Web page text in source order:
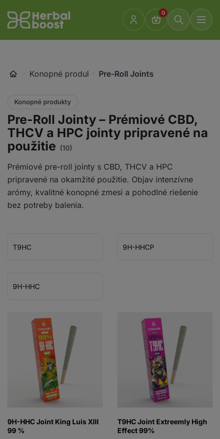
obsahu
Go
to
0
Konopné produkty Pre-Roll Joints
Konopné produkty
Pre-Roll Jointy – Prémiové CBD,
THCV a HPC jointy pripravené na
použitie
(10)
Prémiové pre-roll jointy s CBD, THCV a HPC
pripravené na okamžité použitie. Objav intenzívne
arómy, kvalitné konopné zmesi a pohodlné riešenie
bez potreby balenia.
T9HC 9H-HHCP
9H-HHC
9H-HHC Joint King Luis XIII
99 %
T9HC Joint Extreemly High
Effect 99%